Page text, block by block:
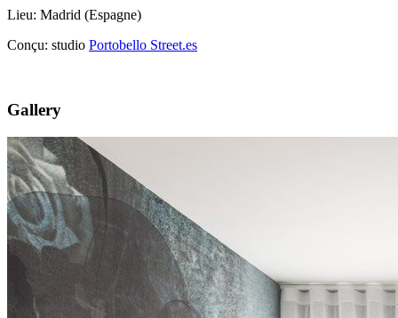
Lieu: Madrid (Espagne)
Conçu: studio Portobello Street.es
Gallery